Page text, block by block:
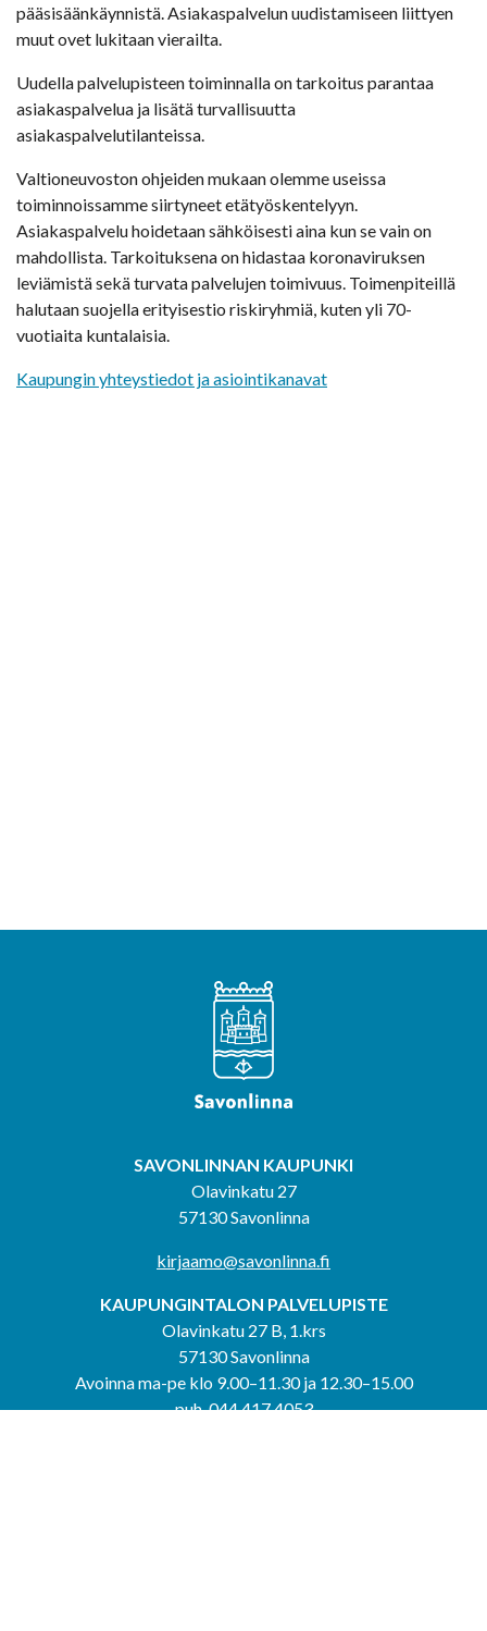
pääsisäänkäynnistä. Asiakaspalvelun uudistamiseen liittyen
muut ovet lukitaan vierailta.
Uudella palvelupisteen toiminnalla on tarkoitus parantaa
asiakaspalvelua ja lisätä turvallisuutta
asiakaspalvelutilanteissa.
Valtioneuvoston ohjeiden mukaan olemme useissa
toiminnoissamme siirtyneet etätyöskentelyyn.
Asiakaspalvelu hoidetaan sähköisesti aina kun se vain on
mahdollista. Tarkoituksena on hidastaa koronaviruksen
leviämistä sekä turvata palvelujen toimivuus. Toimenpiteillä
halutaan suojella erityisestio riskiryhmiä, kuten yli 70-
vuotiaita kuntalaisia.
Kaupungin yhteystiedot ja asiointikanavat
SAVONLINNAN KAUPUNKI
Olavinkatu 27
57130 Savonlinna
kirjaamo@savonlinna.fi
KAUPUNGINTALON PALVELUPISTE
Olavinkatu 27 B, 1.krs
57130 Savonlinna
Avoinna ma-pe klo 9.00–11.30 ja 12.30–15.00
puh. 044 417 4053